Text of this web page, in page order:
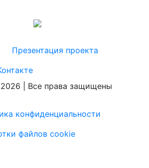
Презентация проекта
| Все права защищены
конфиденциальности
файлов cookie